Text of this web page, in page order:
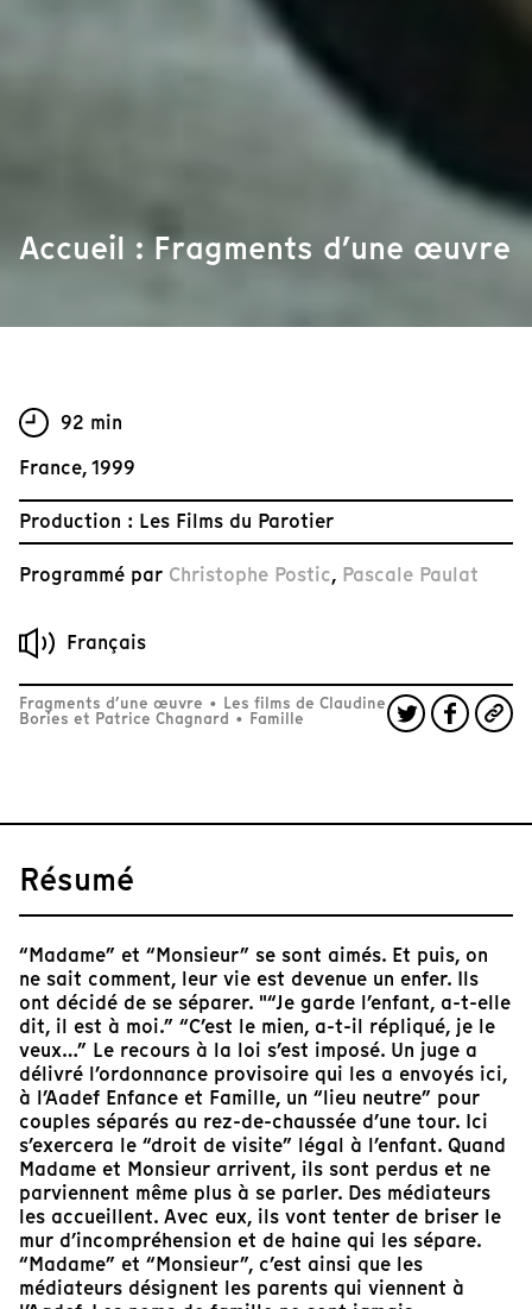
Accueil : Fragments d’une œuvre
92 min
France, 1999
Production : Les Films du Parotier
Programmé par Christophe Postic, Pascale Paulat
Français
Fragments d’une œuvre • Les films de Claudine
Bories et Patrice Chagnard • Famille
Résumé
“Madame” et “Monsieur” se sont aimés. Et puis, on
ne sait comment, leur vie est devenue un enfer. Ils
ont décidé de se séparer. "“Je garde l’enfant, a-t-elle
dit, il est à moi.” “C’est le mien, a-t-il répliqué, je le
veux…” Le recours à la loi s’est imposé. Un juge a
délivré l’ordonnance provisoire qui les a envoyés ici,
à l’Aadef Enfance et Famille, un “lieu neutre” pour
couples séparés au rez-de-chaussée d’une tour. Ici
s’exercera le “droit de visite” légal à l’enfant. Quand
Madame et Monsieur arrivent, ils sont perdus et ne
parviennent même plus à se parler. Des médiateurs
les accueillent. Avec eux, ils vont tenter de briser le
mur d’incompréhension et de haine qui les sépare.
“Madame” et “Monsieur”, c’est ainsi que les
médiateurs désignent les parents qui viennent à